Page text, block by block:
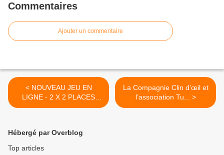
Commentaires
Ajouter un commentaire
< NOUVEAU JEU EN
LIGNE - 2 X 2 PLACES
OFFERTES ! La...
La Compagnie Clin d’œil et
l’association Tu... >
Hébergé par Overblog
Top articles